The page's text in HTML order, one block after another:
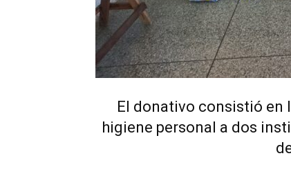
El donativo consistió en
higiene personal a dos